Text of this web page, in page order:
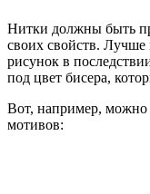
Нитки должны быть
своих свойств. Лучше
рисунок в
под цвет бисера,
Вот, например, можно
мотивов: